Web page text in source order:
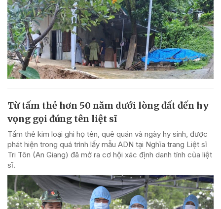
Từ tấm thẻ hơn 50 năm dưới lòng đất đến hy
vọng gọi đúng tên liệt sĩ
Tấm thẻ kim loại ghi họ tên, quê quán và ngày hy sinh, được
phát hiện trong quá trình lấy mẫu ADN tại Nghĩa trang Liệt sĩ
Tri Tôn (An Giang) đã mở ra cơ hội xác định danh tính của liệt
sĩ.